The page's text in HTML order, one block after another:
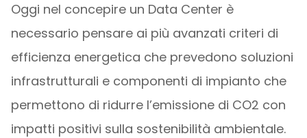
Oggi nel concepire un Data Center è
necessario pensare ai più avanzati criteri di
efficienza energetica che prevedono soluzioni
infrastrutturali e componenti di impianto che
permettono di ridurre l’emissione di CO2 con
impatti positivi sulla sostenibilità ambientale.